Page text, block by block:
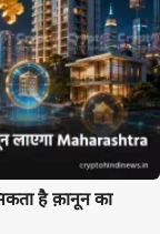
है क़ानून का